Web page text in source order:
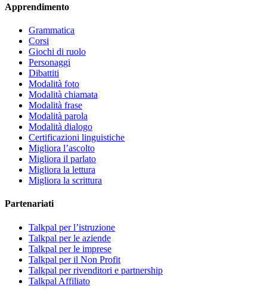
Apprendimento
Grammatica
Corsi
Giochi di ruolo
Personaggi
Dibattiti
Modalità foto
Modalità chiamata
Modalità frase
Modalità parola
Modalità dialogo
Certificazioni linguistiche
Migliora l’ascolto
Migliora il parlato
Migliora la lettura
Migliora la scrittura
Partenariati
Talkpal per l’istruzione
Talkpal per le aziende
Talkpal per le imprese
Talkpal per il Non Profit
Talkpal per rivenditori e partnership
Talkpal Affiliato